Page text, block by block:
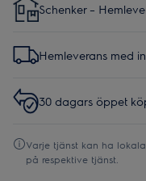
Schenker –
Hemleverans med
30 dagars öppet
Varje tjänst kan ha
på respektive tjänst.